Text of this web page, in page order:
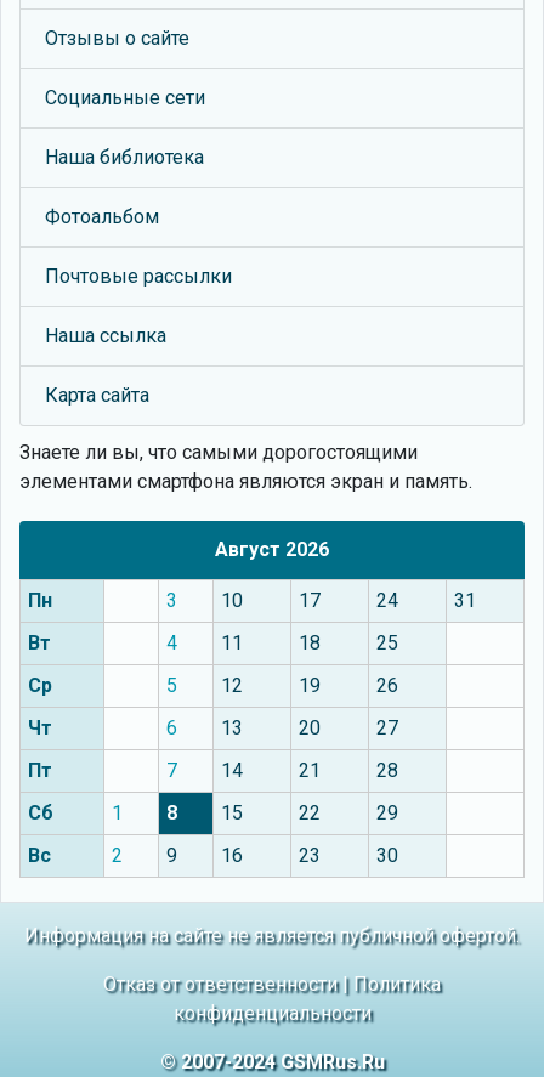
Отзывы о сайте
Социальные сети
Наша библиотека
Фотоальбом
Почтовые рассылки
Наша ссылка
Карта сайта
Знаете ли вы, что самыми дорогостоящими
элементами смартфона являются экран и память.
Август 2026
Пн 3 10 17 24
31
Вт
4 11 18
25
Ср
5 12 19
26
Чт
6 13 20
27
Пт
7 14 21
28
Сб
1 8 15 22
29
Вс
2 9 16 23 30
Информация на сайте не является публичной офертой.
Отказ от ответственности| Политика
конфиденциальности
© 2007-2024 GSMRus.Ru